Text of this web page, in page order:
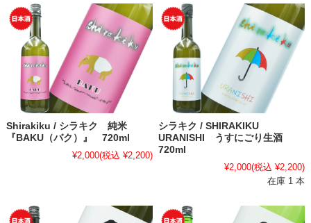
Shirakiku / シラキク 純米
『BAKU（バク）』 720ml
¥2,000(税込 ¥2,200)
シラキク / SHIRAKIKU
URANISHI うすにごり生酒
720ml
¥2,000(税込 ¥2,200)
在庫 1 本